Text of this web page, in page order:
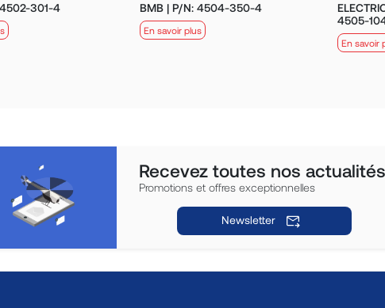
301-4 BMB | P/N: 4504-350-4
En savoir plus
4505-
En savoir
Recevez toutes nos
Promotions et offres exceptionnelles
Newsletter